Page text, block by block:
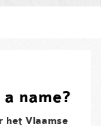
name?
het Vlaamse